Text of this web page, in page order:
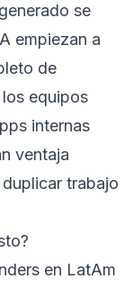
se
empiezan a
de
equipos
internas
ventaja
trabajo
en LatAm